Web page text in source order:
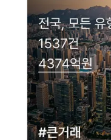
네이
현재 네이버 지도 연결이
이용에